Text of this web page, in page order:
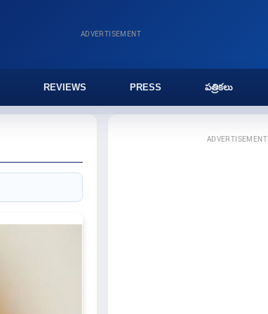
ADVERTISEMENT
REVIEWS PRESS పత్రికలు
ADVERTISEMENT